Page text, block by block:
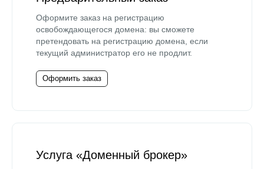
Оформите заказ на регистрацию
освобождающегося домена: вы сможете
претендовать на регистрацию домена, если
текущий администратор его не продлит.
Оформить заказ
Услуга «Доменный брокер»